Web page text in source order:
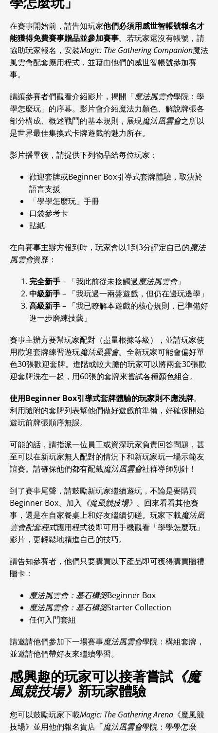
在賽事開始前，請告知玩家他們必須用威世智帳號報名才
能獲得免費賽事贈品並參加賽事。若玩家還沒有帳號，請
協助玩家報名，安裝Magic: The Gathering Companion魔法
風雲會配套應用程式，並藉由他們的威世智帳號參加賽
事。
請讓參賽者們觀看介紹影片，揭開「魔法風雲會學院：學
學怎麼玩」的序幕。影片會介紹魔法力顏色、解說牌張各
部分構成、概述戰鬥的基本規則，展現魔法風雲會之所以
是世界最佳集換式卡牌遊戲的魅力所在。
影片播畢後，請提供下列物品給每位玩家：
歡迎套牌或Beginner Box引導式套牌體驗，取決於
語言支援
「學學怎麼玩」手冊
口袋參考卡
貼紙
在向賽事主辦方報到時，玩家會以1到3分評定自己的魔法
風雲會資歷：
完全新手– 「我此前從未接觸過魔法風雲會」
中級新手– 「我玩過一兩盤遊戲，但仍在邊玩邊學」
高級新手– 「我已瞭解本遊戲的核心規則，已準備好
進一步磨練技藝」
賽事主辦方要幫玩家配對（盡量根據等級），並請玩家使
用歡迎套牌練習遊玩魔法風雲會。全新玩家可能會偏好單
色30張歡迎套牌。進階或較大膽的玩家可以將兩套30張歡
迎套牌洗在一起，用60張的套牌來嘗試各種顏色組合。
使用Beginner Box引導式套牌體驗的玩家則不應洗牌。
利用隨附的套牌列表幫他們做好遊戲前準備，好確保開始
遊玩前牌張順序無誤。
可能的話，請指派一位員工或資深玩家負責回答問題，甚
至可以在新玩家無人配對的情況下和新玩家玩一場示範友
誼賽。請確保他們都有配戴魔法風雲會社群導師別針！
到了賽事尾聲，請鼓勵新玩家繼續遊玩，不論是要購買
Beginner Box、加入 《魔風競技場》 、回來看看其他賽
事，還是在自家餐桌上和好友繼續切磋。玩家下載魔法風
雲會配套程式應用程式後即可用手機觀看「學學怎麼玩」
影片，更輕鬆地精進自己的技巧。
請告知參賽者，他們只要購買以下產品即可獲得購買贈禮
贈卡：
魔法風雲會：基石構築Beginner Box
魔法風雲會：基石構築Starter Collection
任何入門套組
請邀請他們參加下一場賽事魔法風雲會學院：構組套牌，
並邀請他們帶好友來繼續學習。
感興趣的玩家可以接著嘗試 《魔
風競技場》 新玩家體驗
您可以鼓勵玩家下載Magic: The Gathering Arena 《魔風競
技場》並用他們報名貴店「魔法風雲會學院：學學怎麼